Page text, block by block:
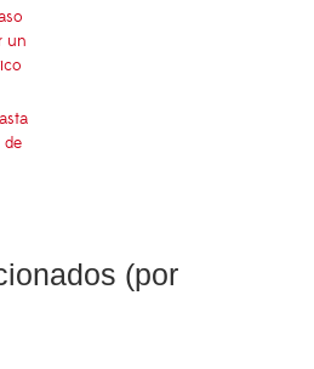
un
de
(por